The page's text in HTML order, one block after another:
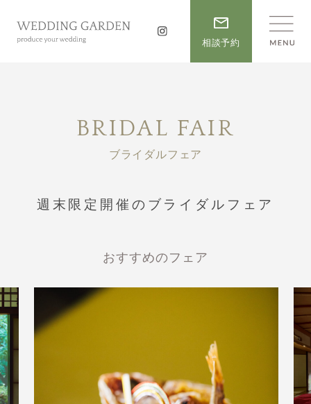
相談予約
BRIDAL FAIR
ブライダルフェア
週末限定開催のブライダルフェア
おすすめのフェア